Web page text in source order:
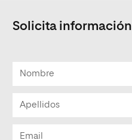
Solicita información